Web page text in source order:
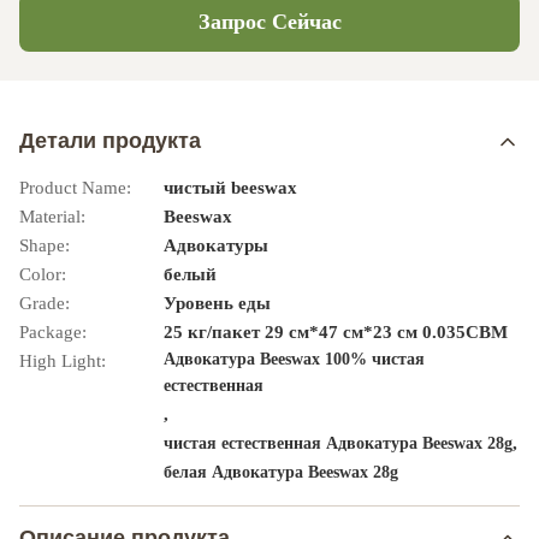
Запрос Сейчас
Детали продукта
Product Name:
чистый beeswax
Material:
Beeswax
Shape:
Адвокатуры
Color:
белый
Grade:
Уровень еды
Package:
25 кг/пакет 29 см*47 см*23 см 0.035CBM
High Light:
Адвокатура Beeswax 100% чистая
естественная
,
чистая естественная Адвокатура Beeswax 28g,
белая Адвокатура Beeswax 28g